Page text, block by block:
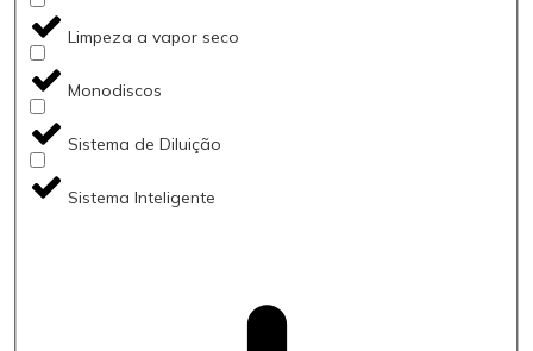
Limpeza a vapor seco
Monodiscos
Sistema de Diluição
Sistema Inteligente